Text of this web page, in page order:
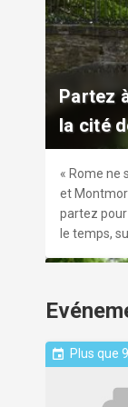
Proche du
château de
Chesnaie
maisons
culmine au
Partez
la cité
« Rome ne
et
partez
le temps,
event Plus que